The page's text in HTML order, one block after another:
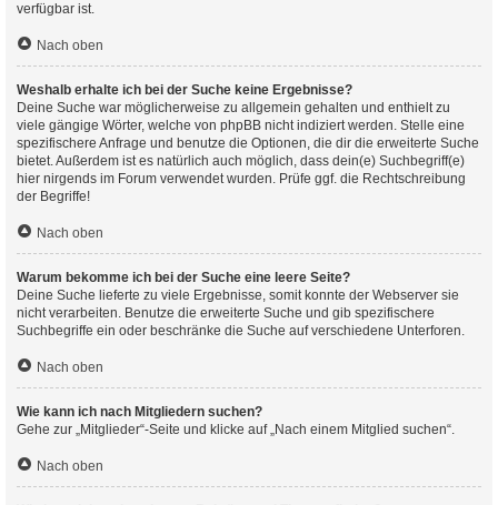
verfügbar ist.
Nach oben
Weshalb erhalte ich bei der Suche keine Ergebnisse?
Deine Suche war möglicherweise zu allgemein gehalten und enthielt zu
viele gängige Wörter, welche von phpBB nicht indiziert werden. Stelle eine
spezifischere Anfrage und benutze die Optionen, die dir die erweiterte Suche
bietet. Außerdem ist es natürlich auch möglich, dass dein(e) Suchbegriff(e)
hier nirgends im Forum verwendet wurden. Prüfe ggf. die Rechtschreibung
der Begriffe!
Nach oben
Warum bekomme ich bei der Suche eine leere Seite?
Deine Suche lieferte zu viele Ergebnisse, somit konnte der Webserver sie
nicht verarbeiten. Benutze die erweiterte Suche und gib spezifischere
Suchbegriffe ein oder beschränke die Suche auf verschiedene Unterforen.
Nach oben
Wie kann ich nach Mitgliedern suchen?
Gehe zur „Mitglieder“-Seite und klicke auf „Nach einem Mitglied suchen“.
Nach oben